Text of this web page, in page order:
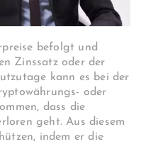
befolgt und
Zinssatz oder der
kann es bei der
oder
dass die
geht. Aus diesem
indem er die